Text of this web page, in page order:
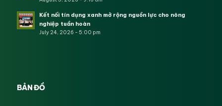
Kết nối tín dụng xanh mở rộng nguồn lực cho nông
nghiệp tuần hoàn
July 24, 2026 - 5:00 pm
BẢN ĐỒ